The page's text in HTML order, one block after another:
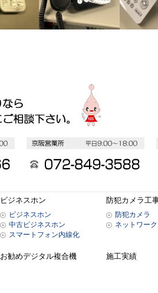
ビジネスホン
ビジネスホン
中古ビジネスホン
スマートフォン内線化
防犯カメラ工
防犯カメラ
ネットワー
お勧めデジタル複合機 施工実績